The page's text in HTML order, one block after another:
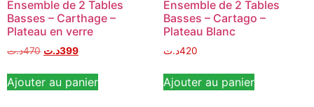
Ensemble de 2 Tables
Basses – Carthage –
Plateau en verre
470د.ت 399د.ت
Ajouter au panier
Ensemble de 2 Tables
Basses – Cartago –
Plateau Blanc
420د.ت
Ajouter au panier